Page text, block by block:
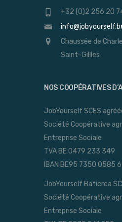
+32 (0)2 256 20
Chaussée de
Saint-Gillles
NOS COOPÉRATIVES
JobYourself SCES
Société Coopérative
Entreprise Sociale
TVA BE 0479 233 349
IBAN BE95 7350 0585
JobYourself Baticrea
Société Coopérative
Entreprise Sociale